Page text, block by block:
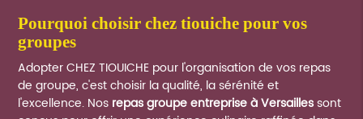
pourquoi choisir chez tiouiche pour vos
groupes
Adopter CHEZ TIOUICHE pour l'organisation de vos repas
de groupe, c'est choisir la qualité, la sérénité et
l'excellence. Nos repas groupe entreprise à Versaillessont